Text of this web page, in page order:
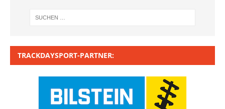
TRACKDAYSPORT-PARTNER: